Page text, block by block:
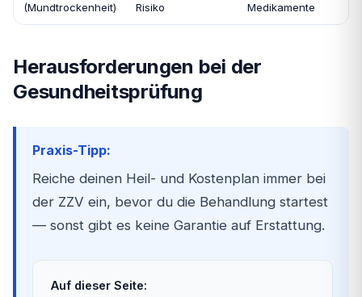
(Mundtrockenheit)
Risiko
Medikamente
Herausforderungen bei der
Gesundheitsprüfung
Praxis-Tipp:
Reiche deinen Heil- und Kostenplan immer bei
der ZZV ein, bevor du die Behandlung startest
— sonst gibt es keine Garantie auf Erstattung.
Auf dieser Seite: